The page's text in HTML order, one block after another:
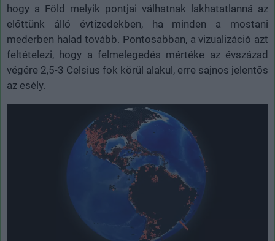
hogy a Föld melyik pontjai válhatnak lakhatatlanná az
előttünk álló évtizedekben, ha minden a mostani
mederben halad tovább. Pontosabban, a vizualizáció azt
feltételezi, hogy a felmelegedés mértéke az évszázad
végére 2,5-3 Celsius fok körül alakul, erre sajnos jelentős
az esély.